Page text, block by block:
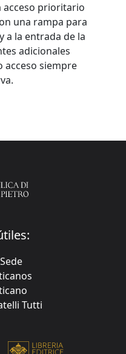
acceso prioritario
una rampa para
a la entrada de la
adicionales
acceso siempre
Tutti